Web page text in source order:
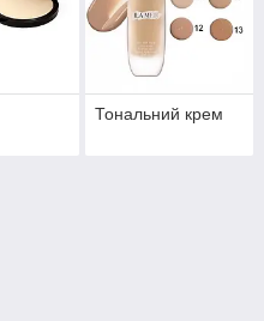
Тональний крем